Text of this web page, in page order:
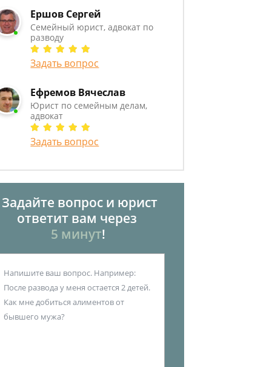
Ершов Сергей
Семейный юрист, адвокат по
разводу
Задать вопрос
Ефремов Вячеслав
Юрист по семейным делам,
адвокат
Задать вопрос
Задайте вопрос и юрист
ответит вам через
5 минут!